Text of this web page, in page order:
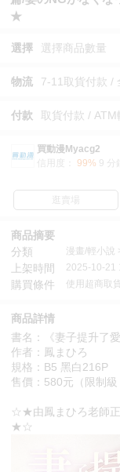
★
選擇 選擇商品數量
物流
付款 取貨付款 /
買動漫Myacg2
信用度：
99% 9 分
逛賣場
商品摘要
分類
漫畫/輕小說
上架時間 2025-10-21
購買條件 使用超商取
商品詳情
書名：《妻子提升了
作者：鳳まひろ
規格：B5 黑白216P
售價：580元（限制級
☆★由鳳まひろ老師正
★☆